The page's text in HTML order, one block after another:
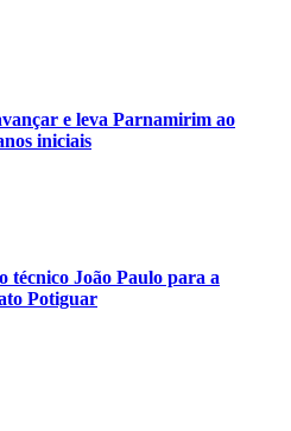
e leva Parnamirim ao
iniciais
técnico João Paulo para a
Potiguar